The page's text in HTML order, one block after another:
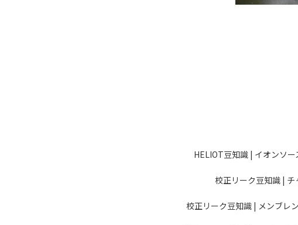
HELIOT豆知識 | イオンソ
校正リーク豆知識 |
校正リーク豆知識 | メンブ